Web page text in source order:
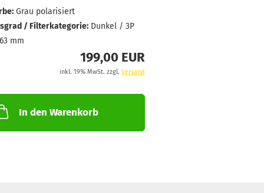
Grau polarisiert
/ Filterkategorie: Dunkel / 3P
mm
199,00 EUR
inkl. 19% MwSt. zzgl. Versand
In den Warenkorb